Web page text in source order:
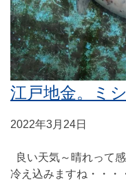
江戸地金。ミ
2022年3月24日
良い天気～晴れって
冷え込みますね・・